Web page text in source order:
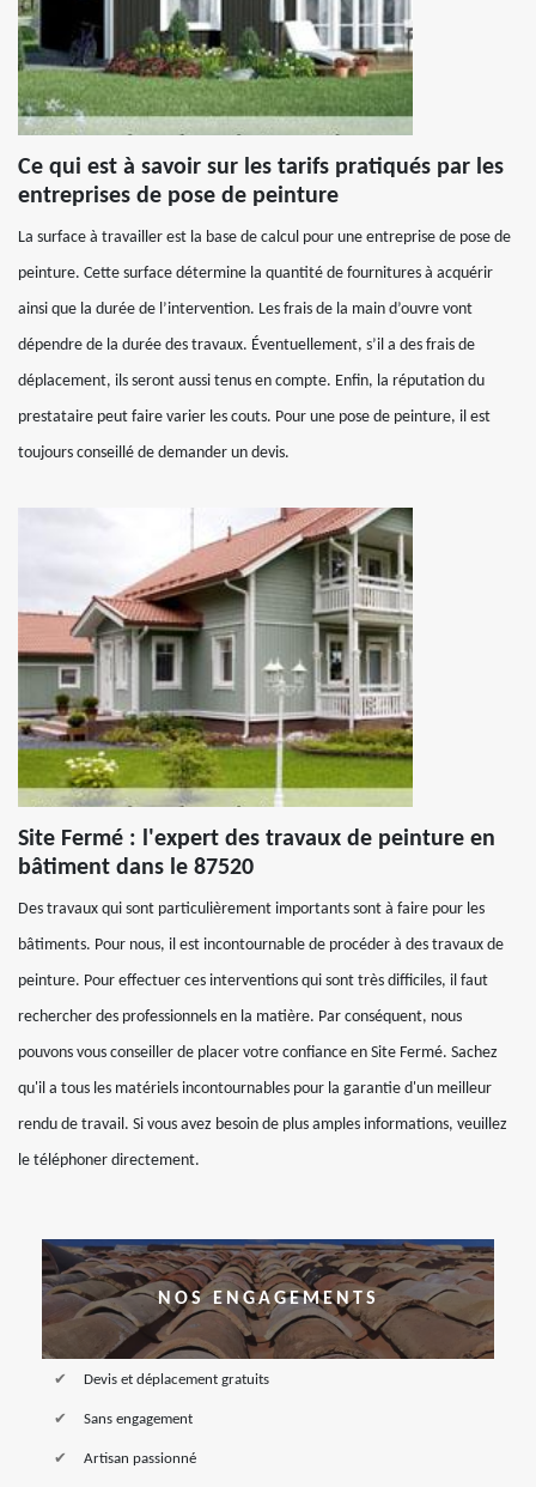
Ce qui est à savoir sur les tarifs pratiqués par les
entreprises de pose de peinture
La surface à travailler est la base de calcul pour une entreprise de pose de
peinture. Cette surface détermine la quantité de fournitures à acquérir
ainsi que la durée de l’intervention. Les frais de la main d’ouvre vont
dépendre de la durée des travaux. Éventuellement, s’il a des frais de
déplacement, ils seront aussi tenus en compte. Enfin, la réputation du
prestataire peut faire varier les couts. Pour une pose de peinture, il est
toujours conseillé de demander un devis.
Site Fermé : l'expert des travaux de peinture en
bâtiment dans le 87520
Des travaux qui sont particulièrement importants sont à faire pour les
bâtiments. Pour nous, il est incontournable de procéder à des travaux de
peinture. Pour effectuer ces interventions qui sont très difficiles, il faut
rechercher des professionnels en la matière. Par conséquent, nous
pouvons vous conseiller de placer votre confiance en Site Fermé. Sachez
qu'il a tous les matériels incontournables pour la garantie d'un meilleur
rendu de travail. Si vous avez besoin de plus amples informations, veuillez
le téléphoner directement.
NOS ENGAGEMENTS
Devis et déplacement gratuits
Sans engagement
Artisan passionné